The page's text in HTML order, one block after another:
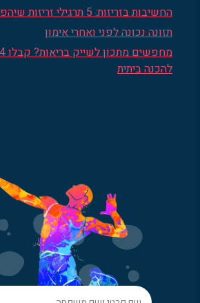
החשיבות בזריזות: 5 תרגילי זריזות שיהפכו אתכם לאלופים
תזונה נכונה לפני ואחרי אימון
להכנה ביתית